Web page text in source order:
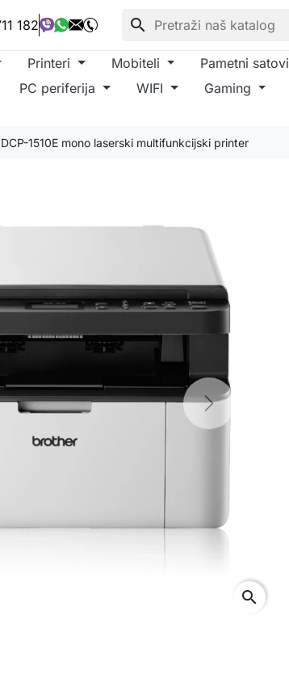
182 search
Printeri Mobiteli Pametni satovi
PC periferija WIFI Gaming
1510E mono laserski multifunkcijski printer
Next
search